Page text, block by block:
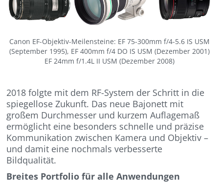
Canon EF-Objektiv-Meilensteine: EF 75-300mm f/4-5.6 IS USM
(September 1995), EF 400mm f/4 DO IS USM (Dezember 2001)
EF 24mm f/1.4L II USM (Dezember 2008)
2018 folgte mit dem RF-System der Schritt in die
spiegellose Zukunft. Das neue Bajonett mit
großem Durchmesser und kurzem Auflagemaß
ermöglicht eine besonders schnelle und präzise
Kommunikation zwischen Kamera und Objektiv –
und damit eine nochmals verbesserte
Bildqualität.
Breites Portfolio für alle Anwendungen